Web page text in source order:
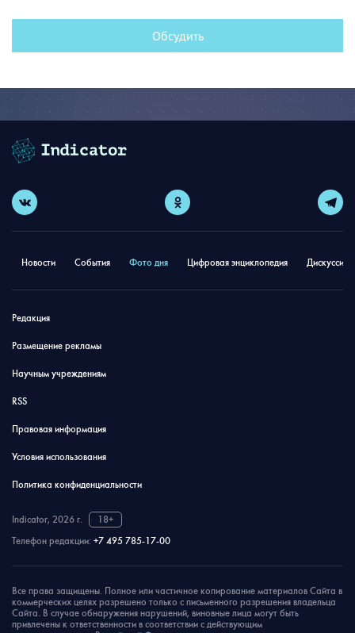
Обсудить
Новости События Фото дня Цифровая энциклопедия
Редакция
Размещение рекламы
Научным учреждениям
RSS
Правовая информация
Условия использования
Политика конфиденциальности
Indicator, 2026 г.
18+
Телефон редакции: +7 495 785-17-00
Все права защищены. Полное или частичное копирование материалов Сайта в
коммерческих целях разрешено только с письменного разрешения владельца
Сайта. В случае обнаружения нарушений, виновные лица могут быть
привлечены к ответственности в соответствии с действующим